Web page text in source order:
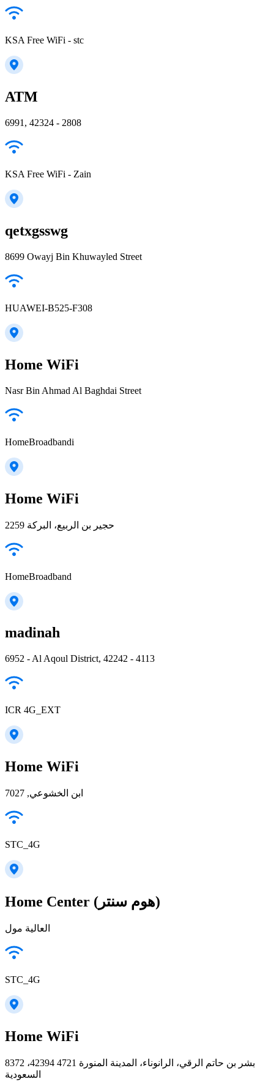
KSA Free WiFi - stc
ATM
6991, 42324 - 2808
KSA Free WiFi - Zain
qetxgsswg
8699 Owayj Bin Khuwayled Street
HUAWEI-B525-F308
Home WiFi
Nasr Bin Ahmad Al Baghdai Street
HomeBroadbandi
Home WiFi
2259 حجير بن الربيع، البركة
HomeBroadband
madinah
6952 - Al Aqoul District, 42242 - 4113
ICR 4G_EXT
Home WiFi
ابن الخشوعي, 7027
STC_4G
Home Center (هوم سنتر)
العالية مول
STC_4G
Home WiFi
8372 بشر بن حاتم الرقي، الرانوناء، المدينة المنورة 42394 4721،
السعودية